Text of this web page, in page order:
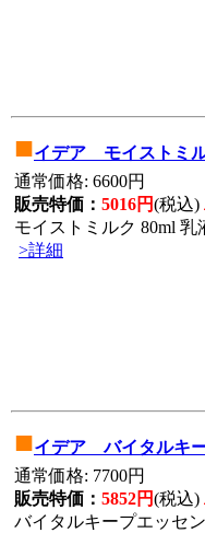
■イデア モイストミ
通常価格: 6600円
販売特価： 5016円(税込)
モイストミルク 80ml
>詳細
■イデア バイタルキ
通常価格: 7700円
販売特価： 5852円(税込)
バイタルキープエッセ